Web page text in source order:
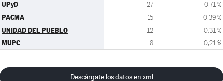
UPyD 27 0,71 %
PACMA 15 0,39 %
UNIDAD DEL PUEBLO 12 0,31 %
MUPC 8 0,21 %
Descárgate los datos en xml